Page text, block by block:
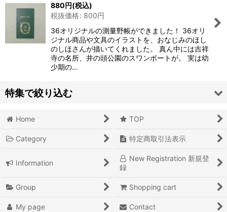
880円(税込)
税抜価格: 800円
36オリジナルの測量野帳ができました！ 36オリ
ジナル商品や文具のイラストを、おなじみのほし
のしほさんが描いてくれました。 真ん中には吉祥
寺の名所、井の頭公園のスワンボートが。 実は幼
少期の…
特集で絞り込む
36 オリジナル
ミニチュア
◇ＳＡＬＥ◇
東京・吉祥寺 土産
『ナツカシイ！』
Home TOP
Category 特定商取引法表示
Information
New Registration 新規登
録
Group Shopping cart
My page Contact